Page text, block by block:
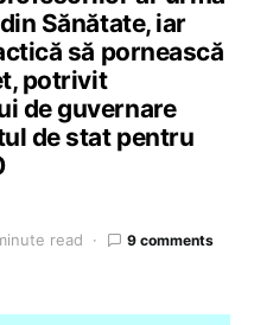
Sănătate, iar
să pornească
potrivit
de guvernare
de stat pentru
read 9 comments